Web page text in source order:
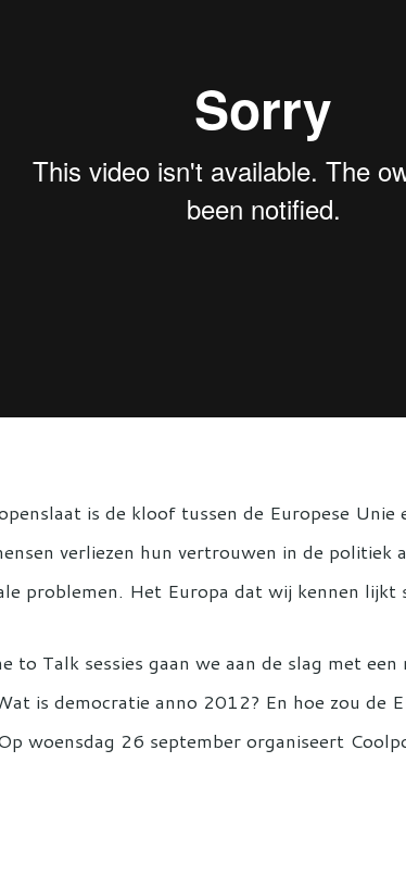
is de kloof tussen de Europese
verliezen hun vertrouwen in de politiek
problemen. Het Europa dat wij kennen lijkt
to Talk sessies gaan we aan de slag met
is democratie anno 2012? En hoe zou de
woensdag 26 september organiseert